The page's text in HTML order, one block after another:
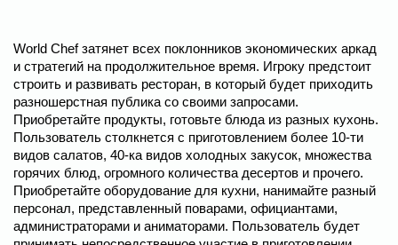
World Chef затянет всех поклонников экономических аркад
и стратегий на продолжительное время. Игроку предстоит
строить и развивать ресторан, в который будет приходить
разношерстная публика со своими запросами.
Приобретайте продукты, готовьте блюда из разных кухонь.
Пользователь столкнется с приготовлением более 10-ти
видов салатов, 40-ка видов холодных закусок, множества
горячих блюд, огромного количества десертов и прочего.
Приобретайте оборудование для кухни, нанимайте разный
персонал, представленный поварами, официантами,
администраторами и аниматорами. Пользователь будет